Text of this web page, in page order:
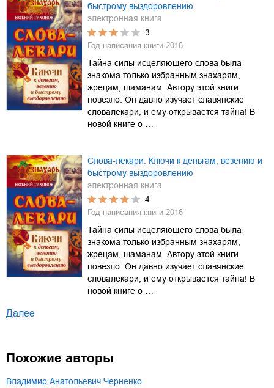
быстрому выздоровлению
электронная книга
3
Год написания книги 2016
Тайна силы исцеляющего слова была
знакома только избранным знахарям,
жрецам, шаманам. Автору этой книги
повезло. Он давно изучает славянские
словалекари, и ему открывается тайна! В
новой книге о …
Слова-лекари. Ключи к деньгам, везению и
быстрому выздоровлению
электронная книга
4
Год написания книги 2016
Тайна силы исцеляющего слова была
знакома только избранным знахарям,
жрецам, шаманам. Автору этой книги
повезло. Он давно изучает славянские
словалекари, и ему открывается тайна! В
новой книге о …
Далее
Похожие авторы
Владимир Анатольевич Черненко